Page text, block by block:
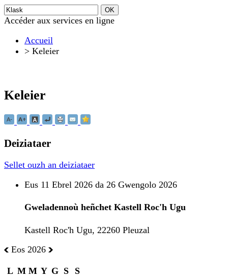
Accéder aux services en ligne
Accueil
> Keleier
Keleier
Deiziataer
Sellet ouzh an deiziataer
Eus 11 Ebrel 2026 da 26 Gwengolo 2026
Gweladennoù heñchet Kastell Roc'h Ugu
Kastell Roc'h Ugu, 22260 Pleuzal
Eos 2026
L M M Y G S
S